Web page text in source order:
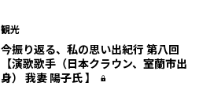
観光
今振り返る、私の思い出紀行 第八回
【演歌歌手（日本クラウン、室蘭市出
身） 我妻 陽子氏 】